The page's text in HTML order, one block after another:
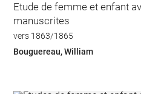
Etude de femme et enfant
manuscrites
vers 1863/1865
Bouguereau, William